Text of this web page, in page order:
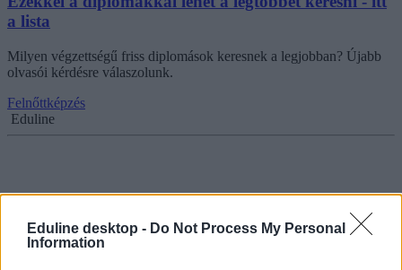
Eduline desktop - Do Not Process My Personal
Information
a lista
Milyen végzettségű friss diplomások keresnek a legjobban? Újabb
olvasói kérdésre válaszolunk.
Felnőttképzés
Eduline
Ezért érdemes mesterszakra menni: itt van, mennyit
keresnek a friss diplomások